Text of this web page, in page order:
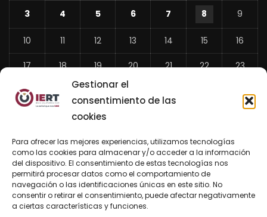
Gestionar el
consentimiento de las
cookies
Para ofrecer las mejores experiencias, utilizamos tecnologías
como las cookies para almacenar y/o acceder a la información
del dispositivo. El consentimiento de estas tecnologías nos
permitirá procesar datos como el comportamiento de
navegación o las identificaciones únicas en este sitio. No
consentir o retirar el consentimiento, puede afectar negativamente
a ciertas características y funciones.
3 4 5 6 7 8 9
10 11 12 13 14 15 16
17 18 19 20 21 22 23
24 26 27
Jul
BUSCAR AHORA